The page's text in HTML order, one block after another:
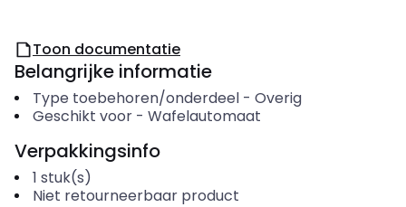
Toon documentatie
Belangrijke informatie
Type toebehoren/onderdeel- Overig
Geschikt voor- Wafelautomaat
Verpakkingsinfo
1 stuk(s)
Niet retourneerbaar product